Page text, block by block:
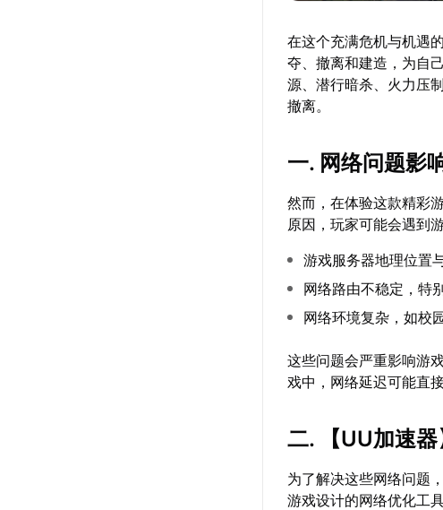
在这个充满危机与机遇
夺、撤离和建造，为自
源、潜行暗杀、火力压
撤离。
一. 网络问题影
然而，在体验这款精彩
原因，玩家可能会遇到
游戏服务器地理位置
网络路由不稳定，特
网络环境复杂，如校
这些问题会严重影响游
戏中，网络延迟可能直
二. 【UU加速器
为了解决这些网络问题
游戏设计的网络优化工